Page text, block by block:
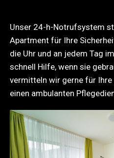
Unser 24-h-Notrufsystem
Apartment für Ihre
die Uhr und an jedem Tag
schnell Hilfe, wenn sie
vermitteln wir gerne für
einen ambulanten